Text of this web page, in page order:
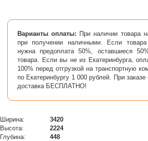
Варианты оплаты: При наличии товара
при получении наличными. Если
нужна предоплата 50%, оставшиеся
товара. Если вы не из Екатеринбурга,
100% перед отгрузкой на транспортную
по Екатеринбургу 1 000 рублей. При заказе
доставка БЕСПЛАТНО!
Ширина:
3420
Высота:
2224
Глубина:
448